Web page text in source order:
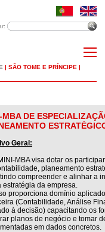
| SÃO TOME E PRÍNCIPE |
MBA DE
Geral:
MBA visa dotar os
planeamento
compreender e alinhar a
estratégia da empresa.
proporciona domínio
(Contabilidade, Análise
à decisão) capacitando os
planos de negócio e tomar
em dados